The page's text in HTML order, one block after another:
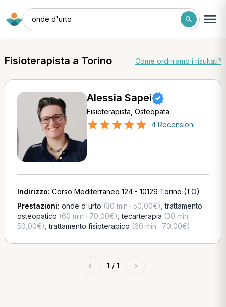
onde d'urto
Fisioterapista a Torino Come ordiniamo i risultati?
Alessia Sapei
Fisioterapista, Osteopata
4 Recensioni
Indirizzo: Corso Mediterraneo 124 - 10129 Torino (TO)
Prestazioni: onde d'urto (30 min · 50,00€) ,trattamento
osteopatico (60 min · 70,00€) ,tecarterapia (30 min ·
50,00€) ,trattamento fisioterapico (60 min · 70,00€)
← 1 / 1 →